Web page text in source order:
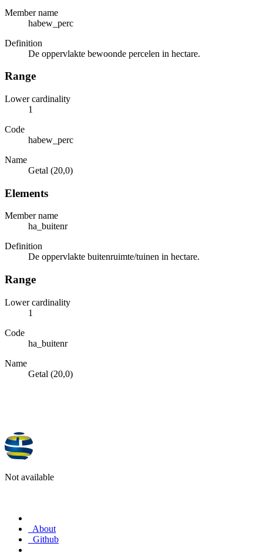
Member name
habew_perc
Definition
De oppervlakte bewoonde percelen in hectare.
Range
Lower cardinality
1
Code
habew_perc
Name
Getal (20,0)
Elements
Member name
ha_buitenr
Definition
De oppervlakte buitenruimte/tuinen in hectare.
Range
Lower cardinality
1
Code
ha_buitenr
Name
Getal (20,0)
Not available
About
Github